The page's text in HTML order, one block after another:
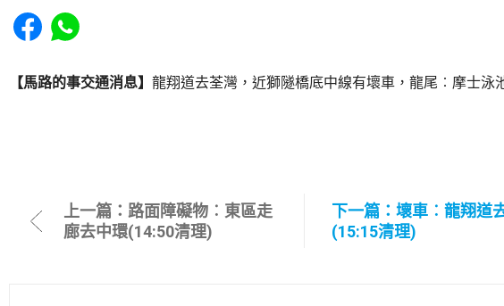
Share to Facebook
Share to WhatsApp
【馬路的事交通消息】 龍翔道去荃灣，近獅隧橋底中線有壞車，龍尾︰摩士泳
上一篇：路面障礙物︰東區走
廊去中環(14:50清理)
下一篇：壞車︰龍翔道
(15:15清理)